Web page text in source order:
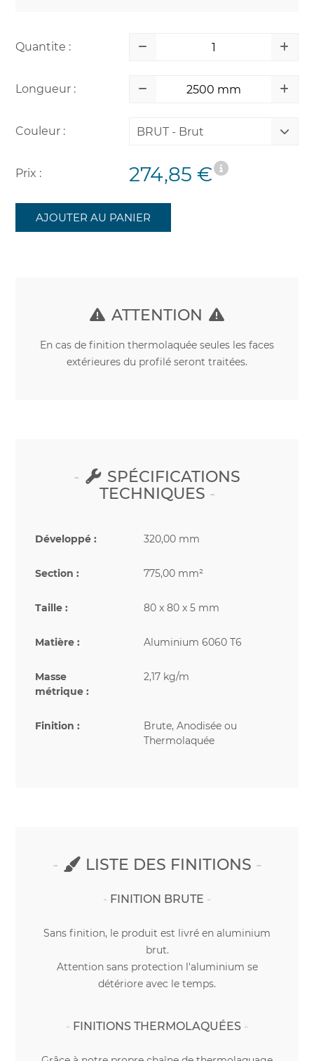
Quantite :
Longueur :
Couleur : BRUT - Brut
Prix : 274,85 €
AJOUTER AU PANIER
ATTENTION
En cas de finition thermolaquée seules les faces
extérieures du profilé seront traitées.
SPÉCIFICATIONS
TECHNIQUES
Développé : 320,00 mm
Section : 775,00 mm²
Taille : 80 x 80 x 5 mm
Matière : Aluminium 6060 T6
Masse
métrique :
2,17 kg/m
Finition :
Brute, Anodisée ou
Thermolaquée
LISTE DES FINITIONS
FINITION BRUTE
Sans finition, le produit est livré en aluminium
brut.
Attention sans protection l'aluminium se
détériore avec le temps.
FINITIONS THERMOLAQUÉES